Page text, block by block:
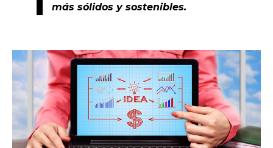
más sólidos y sostenibles.